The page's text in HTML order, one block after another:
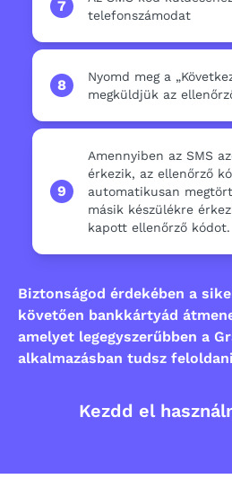
7
telefonszámodat
8
Nyomd meg a
megküldjük az
9
Amennyiben az SMS
érkezik, az ellenőrző
automatikusan
másik készülékre
kapott ellenőrző kódot.
Biztonságod érdekében a
követően bankkártyád
amelyet legegyszerűbben a
alkalmazásban tudsz
Kezdd el